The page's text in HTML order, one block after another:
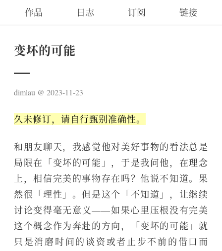
作品 日志 订阅 链接
变坏的可能
dimlau 2023-11-23
久未修订，请自行甄别准确性。
和朋友聊天，我感觉他对美好事物的看法总是
局限在「变坏的可能」，于是我问他，在理念
上，相信完美的事物存在吗？他说不知道。果
然很「理性」。但是这个「不知道」，让继续
讨论变得毫无意义——如果心里压根没有完美
这个概念作为奔赴的方向，「变坏的可能」就
只是消磨时间的谈资或者止步不前的借口而